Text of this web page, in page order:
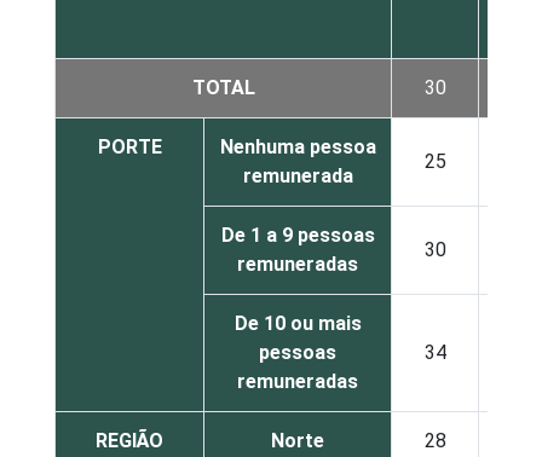
TOTAL 30
PORTE
Nenhuma pessoa
remunerada
25
De 1 a 9 pessoas
remuneradas
30
De 10 ou mais
pessoas
remuneradas
34
REGIÃO Norte 28